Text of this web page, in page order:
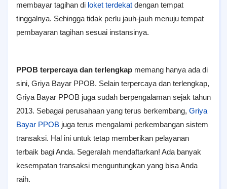
membayar tagihan di loket terdekat dengan tempat
tinggalnya. Sehingga tidak perlu jauh-jauh menuju tempat
pembayaran tagihan sesuai instansinya.
PPOB terpercaya dan terlengkap memang hanya ada di
sini, Griya Bayar PPOB. Selain terpercaya dan terlengkap,
Griya Bayar PPOB juga sudah berpengalaman sejak tahun
2013. Sebagai perusahaan yang terus berkembang, Griya
Bayar PPOB juga terus mengalami perkembangan sistem
transaksi. Hal ini untuk tetap memberikan pelayanan
terbaik bagi Anda. Segeralah mendaftarkan! Ada banyak
kesempatan transaksi menguntungkan yang bisa Anda
raih.